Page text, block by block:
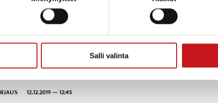
Salli valinta
12.12.2019 — 09:11
joulukuussa
voi aiheuttaa häiriöitä liikenteessä vielä joulukuun aikana.
4 (kantatie 69) ...
12.12.2019 — 12:45